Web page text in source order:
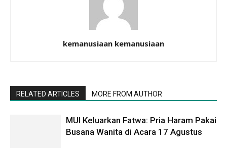
kemanusiaan kemanusiaan
RELATED ARTICLES MORE FROM AUTHOR
MUI Keluarkan Fatwa: Pria Haram Pakai
Busana Wanita di Acara 17 Agustus